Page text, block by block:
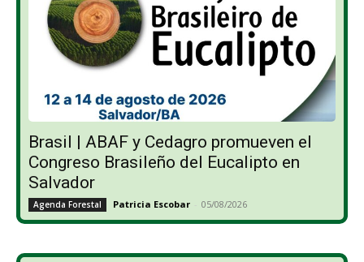
Brasil | ABAF y Cedagro promueven el
Congreso Brasileño del Eucalipto en
Salvador
Agenda Forestal Patricia Escobar - 05/08/2026